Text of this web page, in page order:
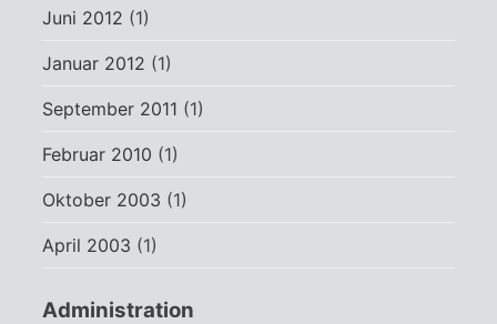
Juni 2012 (1)
Januar 2012 (1)
September 2011 (1)
Februar 2010 (1)
Oktober 2003 (1)
April 2003 (1)
Administration